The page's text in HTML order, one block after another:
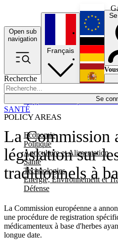
Open sub
navigation
Recherche
Se
POLICY AREAS
Economie
Politique
Agriculture et Alimentation
Santé
Technologies
Energie, Environnement et
Défense
Économie
Français
La Commission
législation sur
traditionnels à
La Commission européenne a
une procédure de registration
médicamenteux à base d'herbes
longue date.
SANTÉ